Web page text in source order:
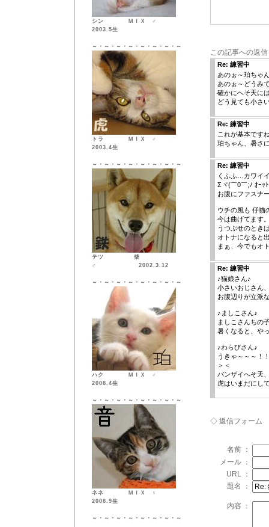
シン ＭＩＸ ♂
2003.5生
～・～・～・～・～・～・～・～
トラ ＭＩＸ ♂
2003.4生
～・～・～・～・～・～・～・～
テツ 柴
♂ 2002.3.12
～・～・～・～・～・～・～・～
ハク ＭＩＸ ♂
2008.4生
～・～・～・～・～・～・～・～
ネネ ＭＩＸ ♀
2008.9生
～・～・～・～・～・～・～・～
この記事への返信
Re: 練習中
あのぉ～珀ちゃ
あのぉ～どうみ
確かにへそ天に
どう見ても小さ
Re: 練習中
これが基本です
珀ちゃん、暑さ
Re: 練習中
くふふ…カワイ
Σヾ(￣0￣;ﾉ ｵｰ
お腹にファスナ
ウチの風も 仔猫
今は曲げてます
うつぶせのとき
オトナになると
まぁ、今でもオ
Re: 練習中
♪猫娘さん♪
小さいおじさん
お腹辺りが立派
♪ましこさん♪
ましこさんちの
暑くなると、や
♪わらびさん♪
うきゃ～～～！
＞＜
バンザイへそ天
虎はいまだにし
◇ 返信フォーム
名前 ：
メール ：
URL ：
題名 ：
内容 ：